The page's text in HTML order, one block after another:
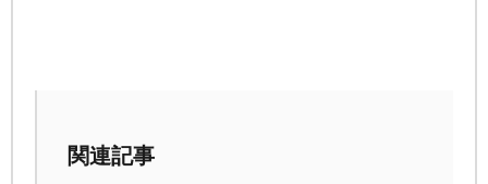
関連記事